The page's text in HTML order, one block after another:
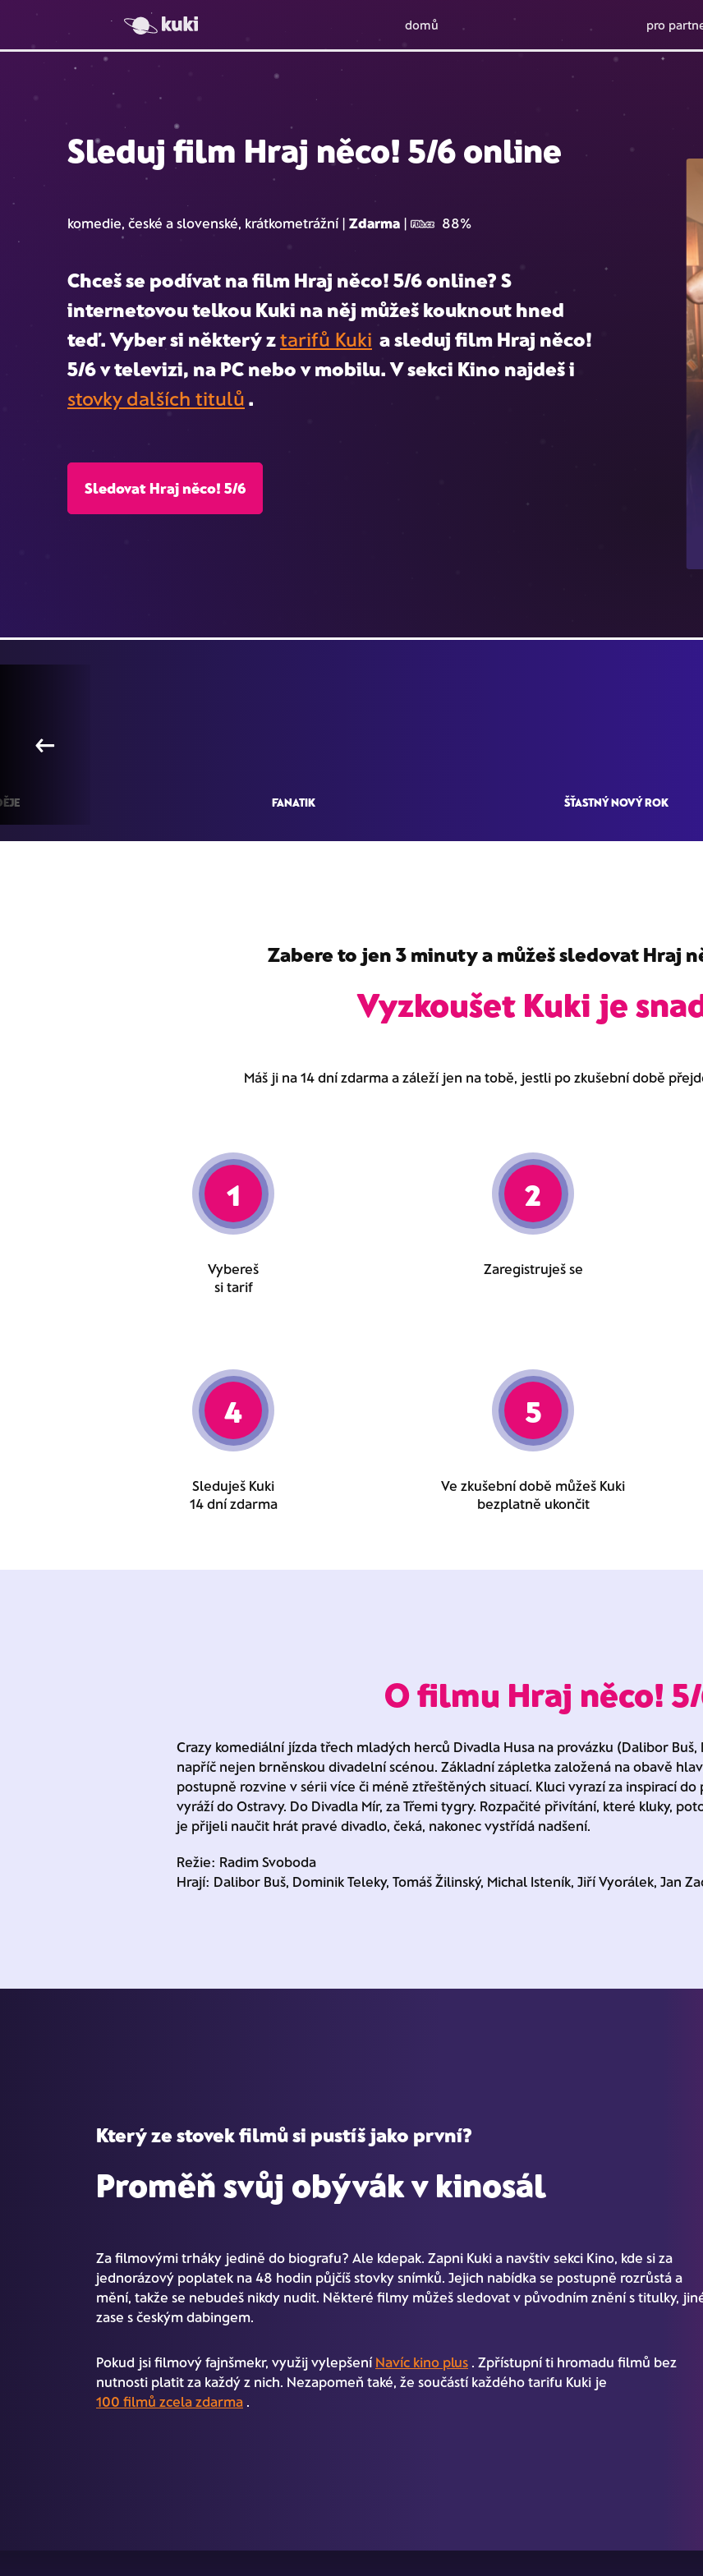
domů pro
Sleduj film Hraj něco! 5/6 online
komedie, české a slovenské, krátkometrážní | Zdarma | 88%
Chceš se podívat na film Hraj něco! 5/6 online? S
internetovou telkou Kuki na něj můžeš kouknout hned
teď. Vyber si některý ztarifů Kuki a sleduj film Hraj něco!
5/6v televizi, na PC nebo v mobilu. V sekci Kino najdeš i
stovky dalších titulů .
Sledovat Hraj něco! 5/6
←
FANATIK ŠŤASTNÝ NOVÝ ROK
Zabere to jen 3 minuty a můžeš sledovat Hraj
Vyzkoušet Kuki je
Máš ji na 14 dní zdarma a záleží jen na tobě, jestli po zkušební době
1
Vybereš
si tarif
2
Zaregistruješ se
4
Sleduješ Kuki
14 dní zdarma
5
Ve zkušební době můžeš Kuki
bezplatně ukončit
O filmu Hraj něco!
Crazy komediální jízda třech mladých herců Divadla Husa na provázku (Dalibor Buš,
napříč nejen brněnskou divadelní scénou. Základní zápletka založená na obavě
postupně rozvine v sérii více či méně ztřeštěných situací. Kluci vyrazí za inspirací do
vyráží do Ostravy. Do Divadla Mír, za Třemi tygry. Rozpačité přivítání, které kluky,
je přijeli naučit hrát pravé divadlo, čeká, nakonec vystřídá nadšení.
Režie: Radim Svoboda
Hrají: Dalibor Buš, Dominik Teleky, Tomáš Žilinský, Michal Isteník, Jiří Vyorálek, Jan
Který ze stovek filmů si pustíš jako první?
Proměň svůj obývák v kinosál
Za filmovými trháky jedině do biografu? Ale kdepak. Zapni Kuki a navštiv sekci Kino, kde si za
jednorázový poplatek na 48 hodin půjčíš stovky snímků. Jejich nabídka se postupně rozrůstá a
mění, takže se nebudeš nikdy nudit. Některé filmy můžeš sledovat v původním znění s titulky,
zase s českým dabingem.
Pokud jsi filmový fajnšmekr, využij vylepšení Navíc kino plus . Zpřístupní ti hromadu filmů bez
nutnosti platit za každý z nich. Nezapomeň také, že součástí každého tarifu Kuki je
100 filmů zcela zdarma .